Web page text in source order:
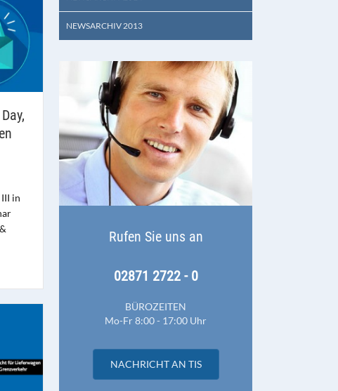
in
NEWSARCHIV 2013
Rufen Sie uns an
02871 2722 - 0
BÜROZEITEN
Mo-Fr 8:00 - 17:00 Uhr
NACHRICHT AN TIS